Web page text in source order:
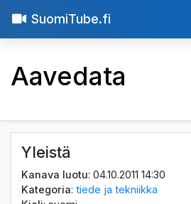
SuomiTube.fi
Aavedata
Yleistä
Kanava luotu: 04.10.2011 14:30
Kategoria:tiede ja tekniikka